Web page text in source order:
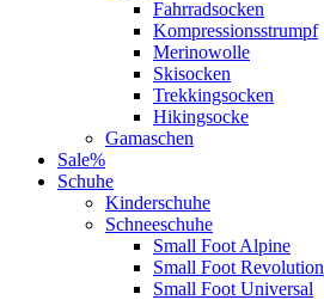
Fahrradsocken
Kompressionsstrumpf
Merinowolle
Skisocken
Trekkingsocken
Hikingsocke
Gamaschen
Sale%
Schuhe
Kinderschuhe
Schneeschuhe
Small Foot Alpine
Small Foot Revolution
Small Foot Universal